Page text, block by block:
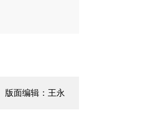
版面编辑：王永